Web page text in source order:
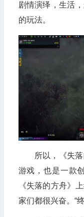
剧情演绎，生活
的玩法。
所以，《失
游戏，也是一款
《失落的方舟》
家们都很兴奋。“